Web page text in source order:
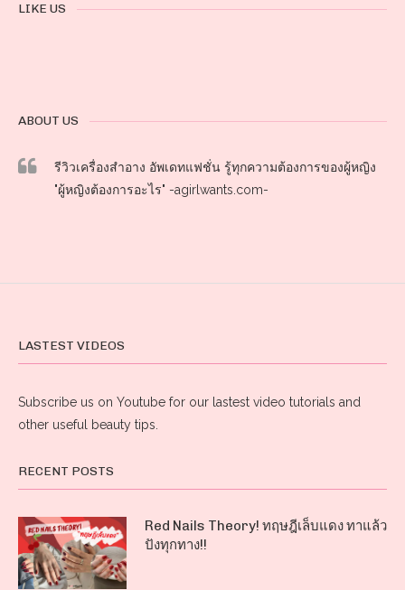
LIKE US
ABOUT US
รีวิวเครื่องสำอาง อัพเดทแฟชั่น รู้ทุกความต้องการของผู้หญิง
"ผู้หญิงต้องการอะไร" -agirlwants.com-
LASTEST VIDEOS
Subscribe us on Youtube for our lastest video tutorials and
other useful beauty tips.
RECENT POSTS
Red Nails Theory! ทฤษฎีเล็บแดง ทาแล้ว
ปังทุกทาง!!